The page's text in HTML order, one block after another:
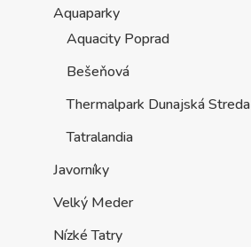
Aquaparky
Aquacity Poprad
Bešeňová
Thermalpark Dunajská Streda
Tatralandia
Javorníky
Velký Meder
Nízké Tatry